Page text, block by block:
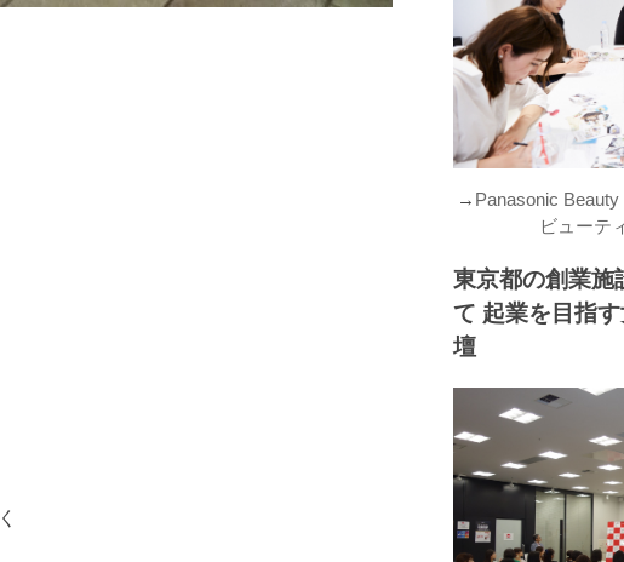
→ Panasonic
ビューテ
東京都の創業
て 起業を目指
壇